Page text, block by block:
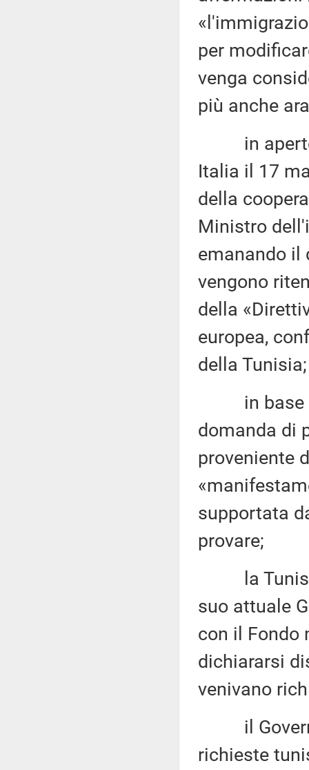
per
venga
più anche
in aperto
Italia il 17
della
Ministro
emanando il
vengono
della
europea,
della Tunisia;
in base al
domanda di
proveniente
supportata
provare;
la Tunisia
suo attuale
con il Fondo
dichiararsi
venivano
il Governo
richieste